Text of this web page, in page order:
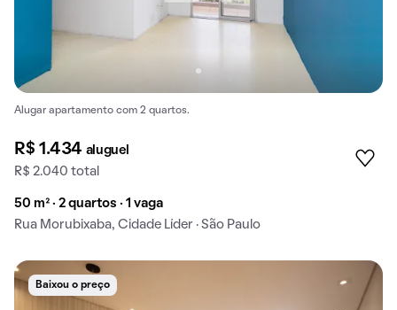
Alugar apartamento com 2 quartos.
R$ 1.434 aluguel
R$ 2.040 total
50 m² · 2 quartos · 1 vaga
Rua Morubixaba, Cidade Líder · São Paulo
Baixou o preço